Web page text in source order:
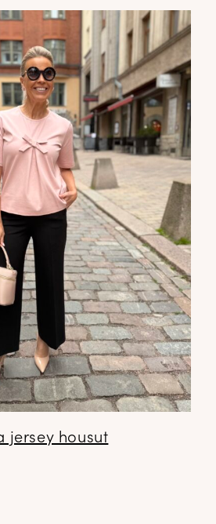
jersey housut
saapuvat suoraan sähköpostiisi!
Tilaa tyylikirje